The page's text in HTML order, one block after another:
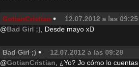
GotianCristian 12.07.2012 a las 09:25
@Bad Girl ;) , Desde mayo xD
Bad Girl ;) 12.07.2012 a las 09:28
@GotianCristian , ¿Yo? Jo cómo lo